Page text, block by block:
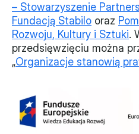
– Stowarzyszenie
Fundacją Stabilo oraz
Rozwoju, Kultury i Sztuki.
przedsięwzięciu można
„Organizacje stanowią